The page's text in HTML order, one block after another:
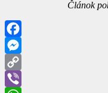
Článok
Facebook
Messenger
Copy